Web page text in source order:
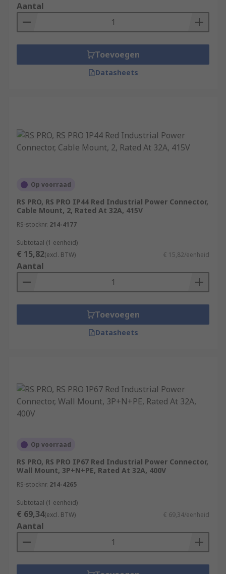
Aantal
Toevoegen
Datasheets
Op voorraad
RS PRO, RS PRO IP44 Red Industrial Power Connector,
Cable Mount, 2, Rated At 32A, 415V
RS-stocknr. 214-4177
Subtotaal (1 eenheid)
€ 15,82(excl. BTW) € 15,82/eenheid
Aantal
Toevoegen
Datasheets
Op voorraad
RS PRO, RS PRO IP67 Red Industrial Power Connector,
Wall Mount, 3P+N+PE, Rated At 32A, 400V
RS-stocknr. 214-4265
Subtotaal (1 eenheid)
€ 69,34(excl. BTW) € 69,34/eenheid
Aantal